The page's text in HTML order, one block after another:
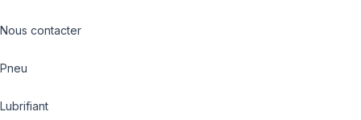
Nous contacter
Pneu
Lubrifiant